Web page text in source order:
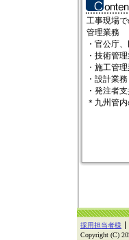
工事現場
管理業務
・官公庁
・技術管
・施工管
・設計業務
・発注者
＊九州管内
採用担当者様
Copyright (C)